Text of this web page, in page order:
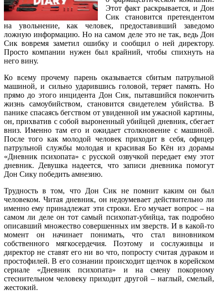
Этот факт раскрывается, и Дон
Сик становится претендентом
на увольнение, как человек, предоставивший заведомо
ложную информацию. Но на самом деле это не так, ведь Дон
Сик вовремя заметил ошибку и сообщил о ней директору.
Просто компании нужен был крайний, чтобы спихнуть на
него вину.
Ко всему прочему парень оказывается сбитым патрульной
машиной, и сильно ударившись головой, теряет память. Но
прямо до этого инцидента Дон Сик, пытавшийся покончить
жизнь самоубийством, становится свидетелем убийства. В
панике спасаясь бегством от увиденной им ужасной картины,
он, прихватив с собой выроненный убийцей дневник, сбегает
вниз. Именно там его и ожидает столкновение с машиной.
После того как молодой человек приходит в себя, офицер
патрульной службы молодая и красивая Бо Кён из дорамы
«Дневник психопата» с русской озвучкой передает ему этот
дневник. Девушка надеется, что записи дневника помогут
Дон Сику победить амнезию.
Трудность в том, что Дон Сик не помнит каким он был
человеком. Читая дневник, он недоумевает действительно ли
именно ему принадлежат эти строки. Его мучает вопрос – на
самом ли деле он тот самый психопат-убийца, так подробно
описавший множество совершенных им зверств. И в какой-то
момент он начинает понимать, что стал виновником
собственного мягкосердечия. Поэтому и сослуживцы и
директор не ставят его ни во что, попросту считая дураком и
простофилей. В его сознании происходит щелчок в корейском
сериале «Дневник психопата» и на смену покорному
стеснительном человеку приходит другой – наглый, смелый,
жестокий.